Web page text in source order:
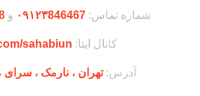
شماره تماس:۰۹۱۲۳846467 و
کانال ایتا: sahabiun
آدرس:تهران ،‌ نارمک ، سرای